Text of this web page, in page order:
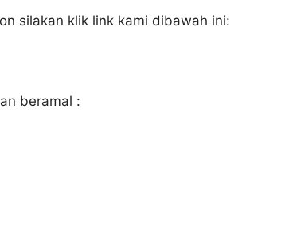
silakan klik link kami dibawah ini:
beramal :